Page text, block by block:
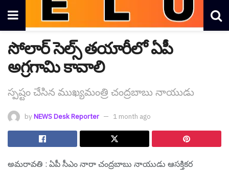
సోలార్ సెల్స్ తయారీలో ఏపీ
అగ్రగామి కావాలి
స్ప‌ష్టం చేసిన ముఖ్య‌మంత్రి చంద్ర‌బాబు నాయుడు
by NEWS Desk Reporter 1 month ago
అమ‌రావ‌తి : ఏపీ సీఎం నారా చంద్ర‌బాబు నాయుడు ఆస‌క్తిక‌ర